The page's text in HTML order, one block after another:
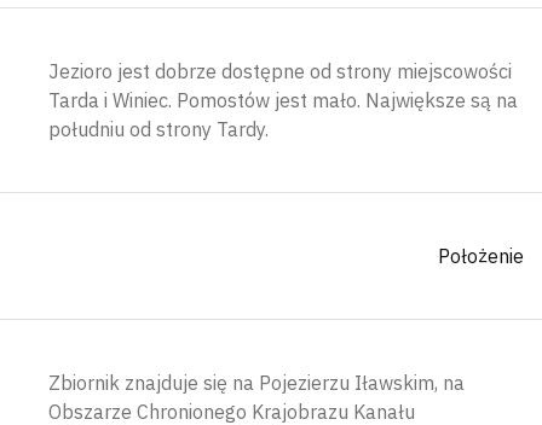
Jezioro jest dobrze dostępne od strony miejscowości
Tarda i Winiec. Pomostów jest mało. Największe są na
południu od strony Tardy.
Położenie
Zbiornik znajduje się na Pojezierzu Iławskim, na
Obszarze Chronionego Krajobrazu Kanału